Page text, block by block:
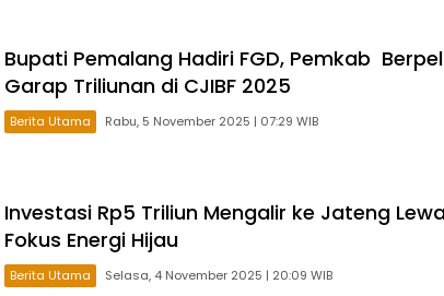
Bupati Pemalang Hadiri FGD, Pemkab
Garap Triliunan di CJIBF 2025
Berita Utama Rabu, 5 November 2025 | 07:29 WIB
Investasi Rp5 Triliun Mengalir ke Jateng
Fokus Energi Hijau
Berita Utama Selasa, 4 November 2025 | 20:09 WIB